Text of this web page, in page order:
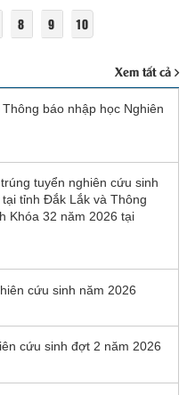
8 9 10
Xem tất cả
báo nhập học Nghiên
tuyển nghiên cứu sinh
tỉnh Đắk Lắk và Thông
Khóa 32 năm 2026 tại
cứu sinh năm 2026
cứu sinh đợt 2 năm 2026